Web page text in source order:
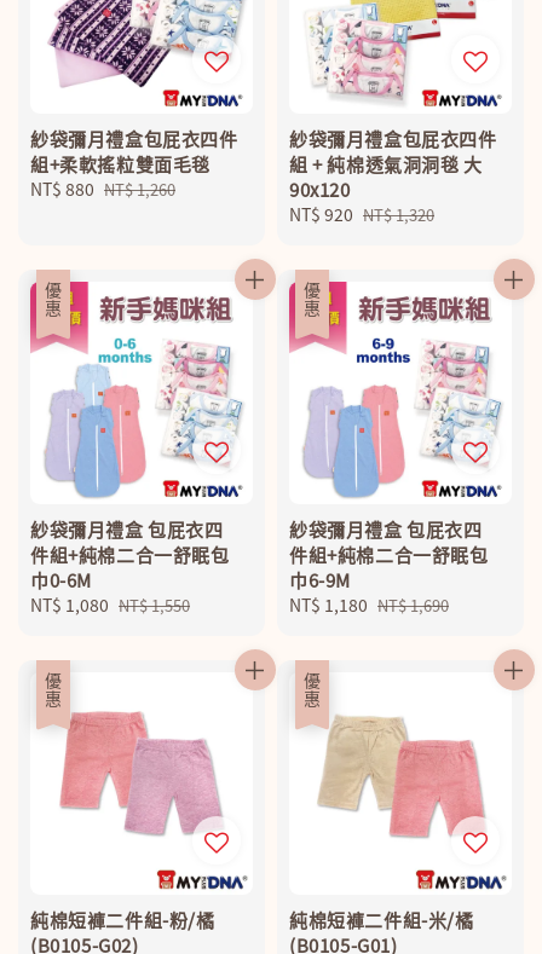
紗袋彌月禮盒包屁衣四件
組+柔軟搖粒雙面毛毯
Sale
NT$ 880 Regular
NT$ 1,260
紗袋彌月禮盒包屁衣四件
組 + 純棉透氣洞洞毯 大
90x120
Sale
NT$ 920 Regular
NT$ 1,320
優惠
紗袋彌月禮盒 包屁衣四
件組+純棉二合一舒眠包
巾0-6M
Sale
NT$ 1,080 Regular
NT$ 1,550
優惠
紗袋彌月禮盒 包屁衣四
件組+純棉二合一舒眠包
巾6-9M
Sale
NT$ 1,180 Regular
NT$ 1,690
優惠
純棉短褲二件組-粉/橘
(B0105-G02)
優惠
純棉短褲二件組-米/橘
(B0105-G01)